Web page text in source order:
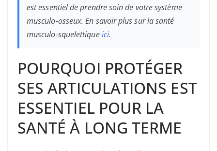
est essentiel de prendre soin de votre système
musculo-osseux. En savoir plus sur la santé
musculo-squelettiqueici.
POURQUOI PROTÉGER
SES ARTICULATIONS EST
ESSENTIEL POUR LA
SANTÉ À LONG TERME